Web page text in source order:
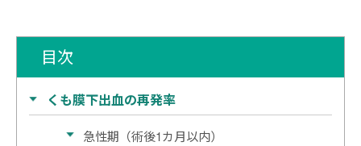
目次
くも膜下出血の再発率
急性期（術後1カ月以内）